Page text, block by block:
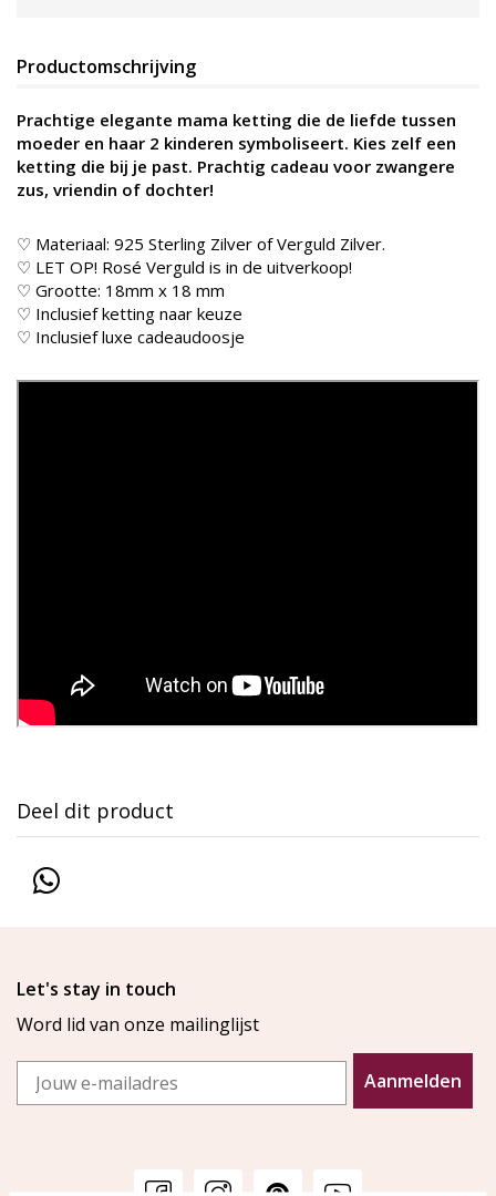
Productomschrijving
Prachtige elegante mama ketting die de liefde tussen
moeder en haar 2 kinderen symboliseert. Kies zelf een
ketting die bij je past. Prachtig cadeau voor zwangere
zus, vriendin of dochter!
♡ Materiaal: 925 Sterling Zilver of Verguld Zilver.
♡ LET OP! Rosé Verguld is in de uitverkoop!
♡ Grootte: 18mm x 18 mm
♡ Inclusief ketting naar keuze
♡ Inclusief luxe cadeaudoosje
Deel dit product
Let's stay in touch
Word lid van onze mailinglijst
Email
Aanmelden